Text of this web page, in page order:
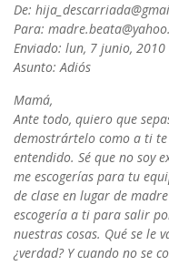
De:
Para:
Enviado: lun, 7 junio,
Asunto: Adiós
Mamá,
Ante todo, quiero que
demostrártelo como a ti
entendido. Sé que no soy
me escogerías para tu
de clase en lugar de
escogería a ti para salir
nuestras cosas. Qué se le
¿verdad? Y cuando no se